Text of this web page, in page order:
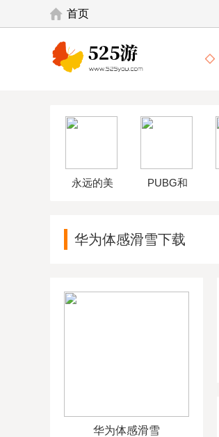
首页
永远的美
解版
PUBG和
验服
华为体感滑雪下载
华为体感滑雪